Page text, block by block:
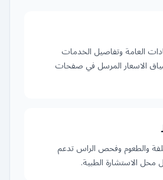
العامة وتفاصيل الخدمات
الاسعار المرسل في صفحات
والطعوم وفحص الراس تدعم
محل الاستشارة الطبية.